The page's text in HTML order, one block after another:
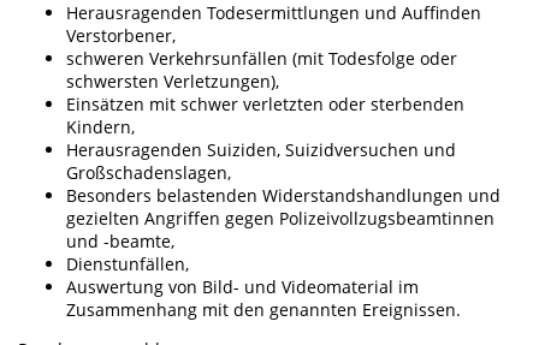
Herausragenden Todesermittlungen und Auffinden
Verstorbener,
schweren Verkehrsunfällen (mit Todesfolge oder
schwersten Verletzungen),
Einsätzen mit schwer verletzten oder sterbenden
Kindern,
Herausragenden Suiziden, Suizidversuchen und
Großschadenslagen,
Besonders belastenden Widerstandshandlungen und
gezielten Angriffen gegen Polizeivollzugsbeamtinnen
und -beamte,
Dienstunfällen,
Auswertung von Bild- und Videomaterial im
Zusammenhang mit den genannten Ereignissen.